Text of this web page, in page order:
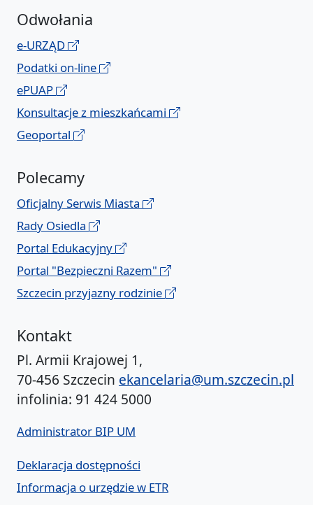
Odwołania
e-URZĄD
Podatki on-line
ePUAP
Konsultacje z mieszkańcami
Geoportal
Polecamy
Oficjalny Serwis Miasta
Rady Osiedla
Portal Edukacyjny
Portal "Bezpieczni Razem"
Szczecin przyjazny rodzinie
Kontakt
Pl. Armii Krajowej 1,
70-456 Szczecin ekancelaria@um.szczecin.pl
infolinia: 91 424 5000
Administrator BIP UM
Deklaracja dostępności
Informacja o urzędzie w ETR